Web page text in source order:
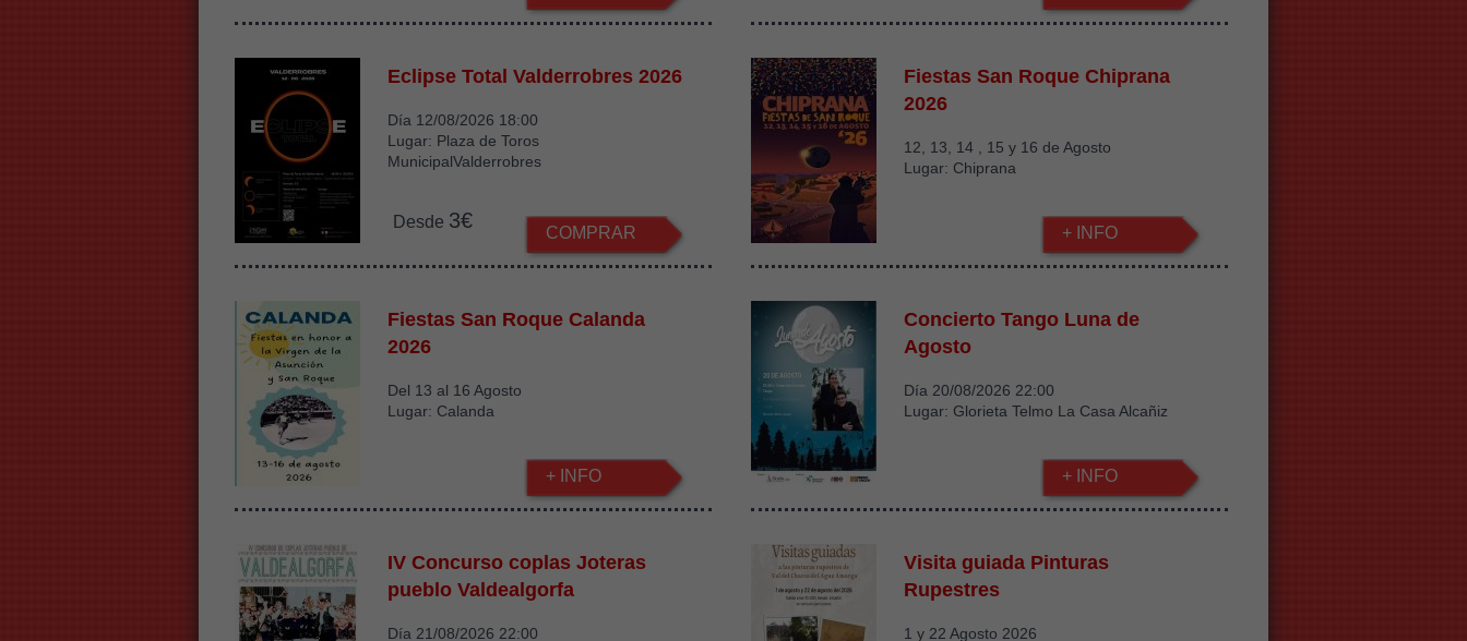
Eclipse Total Valderrobres 2026
Día 12/08/2026 18:00
Lugar: Plaza de Toros
MunicipalValderrobres
Desde 3€
COMPRAR
Fiestas San Roque Chiprana
2026
12, 13, 14 , 15 y 16 de Agosto
Lugar: Chiprana
+ INFO
Fiestas San Roque Calanda
2026
Del 13 al 16 Agosto
Lugar: Calanda
+ INFO
Concierto Tango Luna de
Agosto
Día 20/08/2026 22:00
Lugar: Glorieta Telmo La Casa Alcañiz
+ INFO
IV Concurso coplas Joteras
pueblo Valdealgorfa
Día 21/08/2026 22:00
Visita guiada Pinturas
Rupestres
1 y 22 Agosto 2026